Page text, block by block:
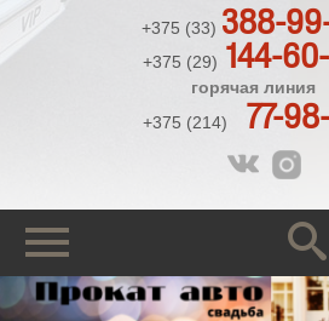
+375 (33) 388-
+375 (29) 144-
горячая линия
+375 (214)
77-